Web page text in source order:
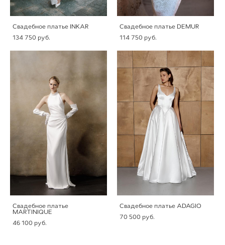
Свадебное платье INKAR
134 750 pуб.
Свадебное платье DEMUR
114 750 pуб.
Свадебное платье
MARTINIQUE
46 100 pуб.
Свадебное платье ADAGIO
70 500 pуб.